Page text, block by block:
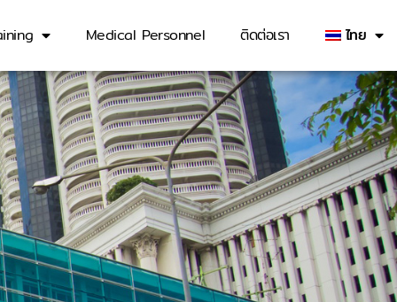
Medical Personnel ติดต่อเรา ไทย